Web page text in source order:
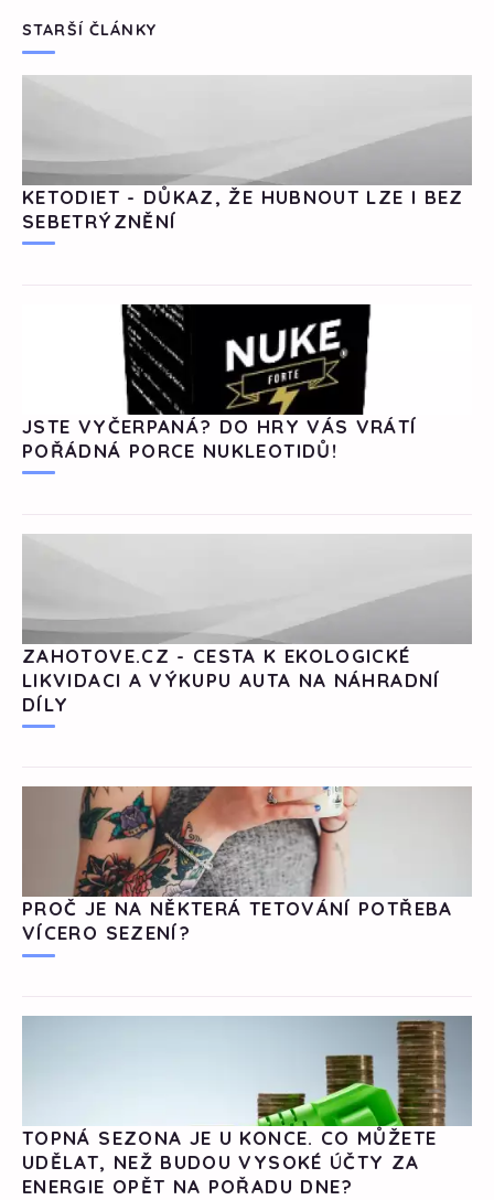
STARŠÍ ČLÁNKY
KETODIET - DŮKAZ, ŽE HUBNOUT LZE I BEZ
SEBETRÝZNĚNÍ
JSTE VYČERPANÁ? DO HRY VÁS VRÁTÍ
POŘÁDNÁ PORCE NUKLEOTIDŮ!
ZAHOTOVE.CZ - CESTA K EKOLOGICKÉ
LIKVIDACI A VÝKUPU AUTA NA NÁHRADNÍ
DÍLY
PROČ JE NA NĚKTERÁ TETOVÁNÍ POTŘEBA
VÍCERO SEZENÍ?
TOPNÁ SEZONA JE U KONCE. CO MŮŽETE
UDĚLAT, NEŽ BUDOU VYSOKÉ ÚČTY ZA
ENERGIE OPĚT NA POŘADU DNE?